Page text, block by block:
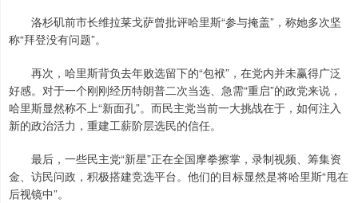
洛杉矶前市长维拉莱戈萨曾批评哈里斯“参与掩盖”，称她多次坚
称“拜登没有问题”。
再次，哈里斯背负去年败选留下的“包袱”，在党内并未赢得广泛
好感。对于一个刚刚经历特朗普二次当选、急需“重启”的政党来说，
哈里斯显然称不上“新面孔”。而民主党当前一大挑战在于，如何注入
新的政治活力，重建工薪阶层选民的信任。
最后，一些民主党“新星”正在全国摩拳擦掌，录制视频、筹集资
金、访民问政，积极搭建竞选平台。他们的目标显然是将哈里斯“甩在
后视镜中”。